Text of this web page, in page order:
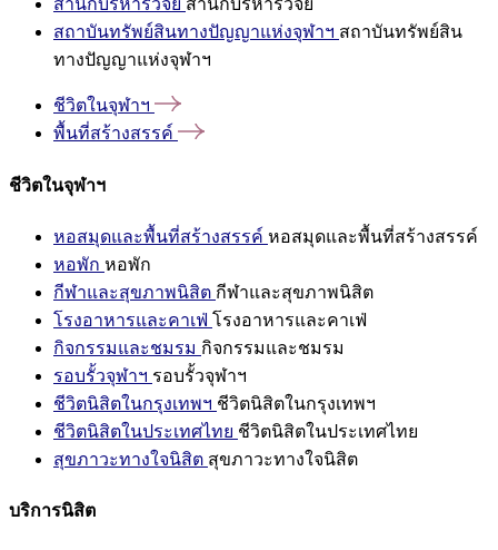
สำนักบริหารวิจัย สำนักบริหารวิจัย
สถาบันทรัพย์สินทางปัญญาแห่งจุฬาฯ สถาบันทรัพย์สิน
ทางปัญญาแห่งจุฬาฯ
ชีวิตในจุฬาฯ
พื้นที่สร้างสรรค์
ชีวิตในจุฬาฯ
หอสมุดและพื้นที่สร้างสรรค์ หอสมุดและพื้นที่สร้างสรรค์
หอพัก หอพัก
กีฬาและสุขภาพนิสิต กีฬาและสุขภาพนิสิต
โรงอาหารและคาเฟ่ โรงอาหารและคาเฟ่
กิจกรรมและชมรม กิจกรรมและชมรม
รอบรั้วจุฬาฯ รอบรั้วจุฬาฯ
ชีวิตนิสิตในกรุงเทพฯ ชีวิตนิสิตในกรุงเทพฯ
ชีวิตนิสิตในประเทศไทย ชีวิตนิสิตในประเทศไทย
สุขภาวะทางใจนิสิต สุขภาวะทางใจนิสิต
บริการนิสิต